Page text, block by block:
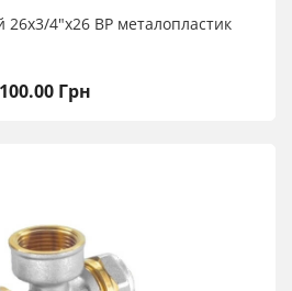
4"х26 ВР металопластик
100.00 Грн